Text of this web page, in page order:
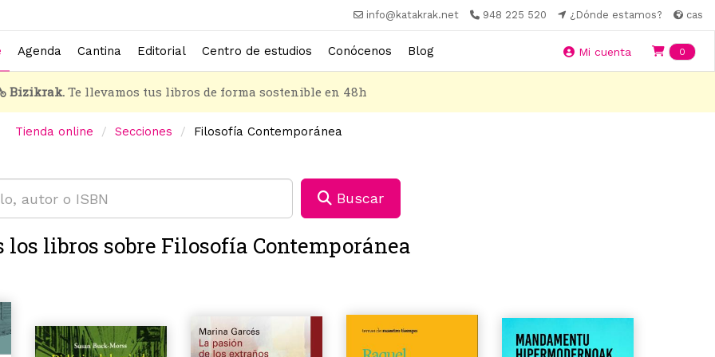
info@katakrak.net 948 225 520 ¿Dónde estamos? cas
Agenda Cantina Editorial Centro de estudios Conócenos Blog Mi cuenta 0
Bizikrak.Te llevamos tus libros de forma sostenible en 48h
Tienda online Secciones Filosofía Contemporánea
Buscar
los libros sobre Filosofía Contemporánea